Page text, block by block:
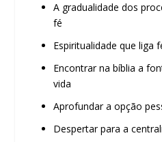
A gradualidade dos
fé
Espiritualidade que liga
Encontrar na bíblia a
vida
Aprofundar a opção
Despertar para a